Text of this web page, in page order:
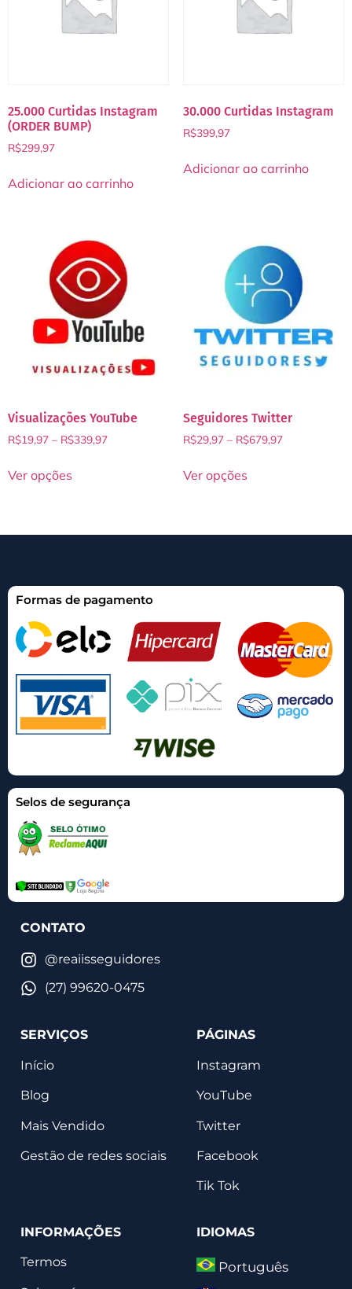
25.000 Curtidas Instagram
(ORDER BUMP)
R$299,97
Adicionar ao carrinho
30.000 Curtidas Instagram
R$399,97
Adicionar ao carrinho
Visualizações YouTube
R$19,97 – R$339,97
Ver opções
Seguidores Twitter
R$29,97 – R$679,97
Ver opções
Formas de pagamento
Selos de segurança
CONTATO
@reaiisseguidores
(27) 99620-0475
SERVIÇOS
Início
Blog
Mais Vendido
Gestão de redes sociais
PÁGINAS
Instagram
YouTube
Twitter
Facebook
Tik Tok
INFORMAÇÕES
Termos
IDIOMAS
Português